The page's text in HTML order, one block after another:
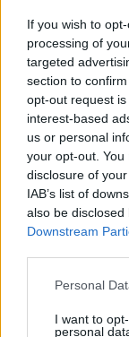
If you wish to
processing of
targeted
section to
opt-out request
interest-based
us or personal
your opt-out.
disclosure of
IAB’s list of
also be
Downstream
Please note that
not limited to
Personal
I want to
personal
Destinos:
África
Asia
Europa
Oceanía
Viajes en
Viajes a
Viajes a
Viajes a Nepal